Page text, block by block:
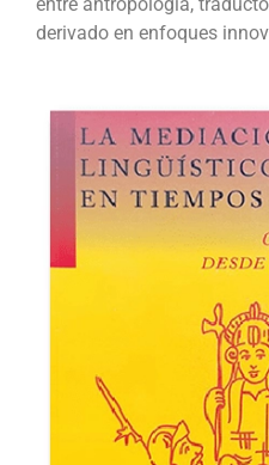
derivado en enfoques